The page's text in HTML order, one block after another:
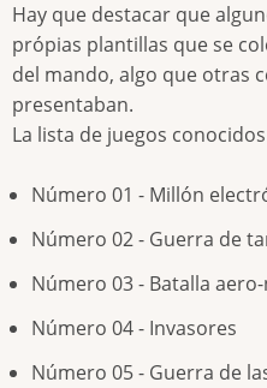
Hay que destacar que
própias plantillas que se
del mando, algo que otras
presentaban.
La lista de juegos
Número 01 - Millón
Número 02 - Guerra de
Número 03 - Batalla
Número 04 - Invasores
Número 05 - Guerra de